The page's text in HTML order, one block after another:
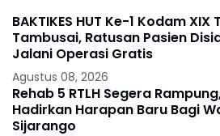
BAKTIKES HUT Ke-1 Kodam XIX
Tambusai, Ratusan Pasien
Jalani Operasi Gratis
Agustus 08, 2026
Rehab 5 RTLH Segera
Hadirkan Harapan Baru Bagi
Sijarango